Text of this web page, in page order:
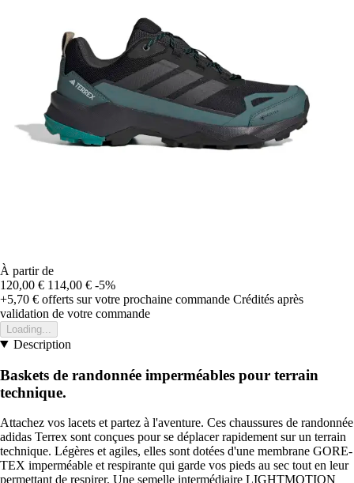
À partir de
120,00 € 114,00 € -5%
+5,70 € offerts sur votre prochaine commande Crédités après
validation de votre commande
Loading...
Description
Baskets de randonnée imperméables pour terrain
technique.
Attachez vos lacets et partez à l'aventure. Ces chaussures de randonnée
adidas Terrex sont conçues pour se déplacer rapidement sur un terrain
technique. Légères et agiles, elles sont dotées d'une membrane GORE-
TEX imperméable et respirante qui garde vos pieds au sec tout en leur
permettant de respirer. Une semelle intermédiaire LIGHTMOTION